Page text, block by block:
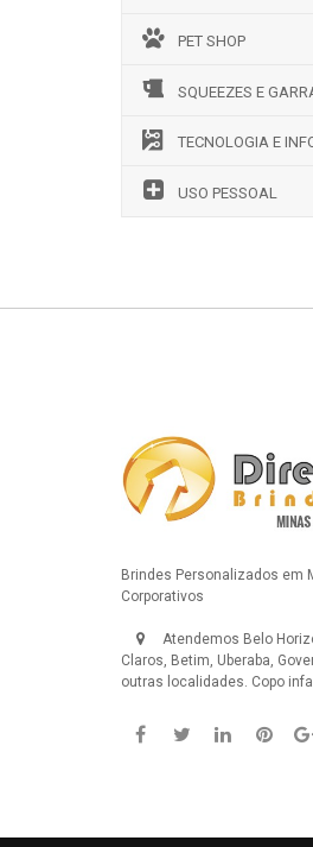
PET SHOP
SQUEEZES E
TECNOLOGIA E
USO PESSOAL
Brindes Personalizados em
Corporativos
Atendemos Belo
Claros, Betim, Uberaba,
outras localidades. Copo